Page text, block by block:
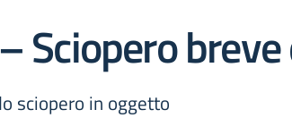
Sciopero
sciopero in oggetto